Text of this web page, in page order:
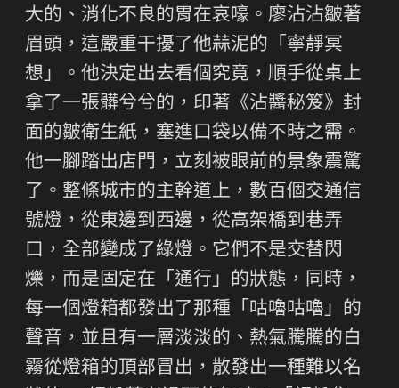
大的、消化不良的胃在哀嚎。廖沾沾皺著
眉頭，這嚴重干擾了他蒜泥的「寧靜冥
想」。他決定出去看個究竟，順手從桌上
拿了一張髒兮兮的，印著《沾醬秘笈》封
面的皺衛生紙，塞進口袋以備不時之需。
他一腳踏出店門，立刻被眼前的景象震驚
了。整條城市的主幹道上，數百個交通信
號燈，從東邊到西邊，從高架橋到巷弄
口，全部變成了綠燈。它們不是交替閃
爍，而是固定在「通行」的狀態，同時，
每一個燈箱都發出了那種「咕嚕咕嚕」的
聲音，並且有一層淡淡的、熱氣騰騰的白
霧從燈箱的頂部冒出，散發出一種難以名